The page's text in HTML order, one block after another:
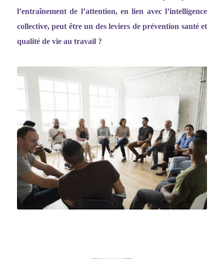
l’entraînement de l’attention, en lien avec l’intelligence
collective, peut être un des leviers de prévention santé et
qualité de vie au travail ?